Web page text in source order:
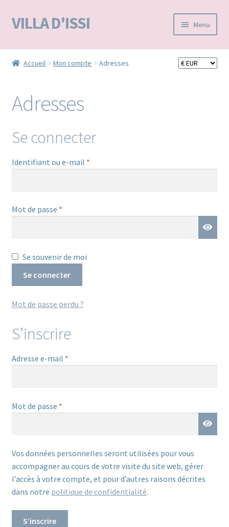
Aller
à
navigation
Aller
au
VILLA D'ISSI Menu
Accueil
VILLA D’ISSI DANS LA PRESSE
MA LISTE D'ENVIES / WISHLIST –
Accueil Mon compte Adresses
Adresses
Se connecter
Identifiant ou e-mail *Obligatoire
Mot de passe *Obligatoire
Se souvenir de moi
Se connecter
Mot de passe perdu ?
S’inscrire
Adresse e-mail *Obligatoire
Mot de passe *Obligatoire
Vos données personnelles seront utilisées pour vous
accompagner au cours de votre visite du site web, gérer
l’accès à votre compte, et pour d’autres raisons décrites
dans notre politique de confidentialité.
S’inscrire